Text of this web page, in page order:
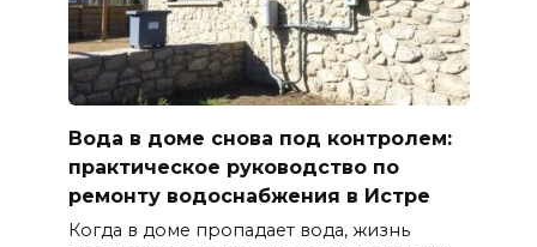
Вода в доме снова под контролем:
практическое руководство по
ремонту водоснабжения в Истре
Когда в доме пропадает вода, жизнь